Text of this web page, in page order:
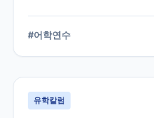
다.
#어학연수
유학칼럼